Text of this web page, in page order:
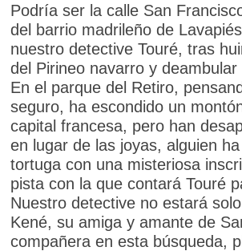
Podría ser la calle San
del barrio madrileño de
nuestro detective Touré, tras
del Pirineo navarro y
En el parque del Retiro,
seguro, ha escondido un
capital francesa, pero han
en lugar de las joyas, alguien
tortuga con una misteriosa
pista con la que contará Touré
Nuestro detective no estará
Kené, su amiga y amante de
compañera en esta búsqueda,